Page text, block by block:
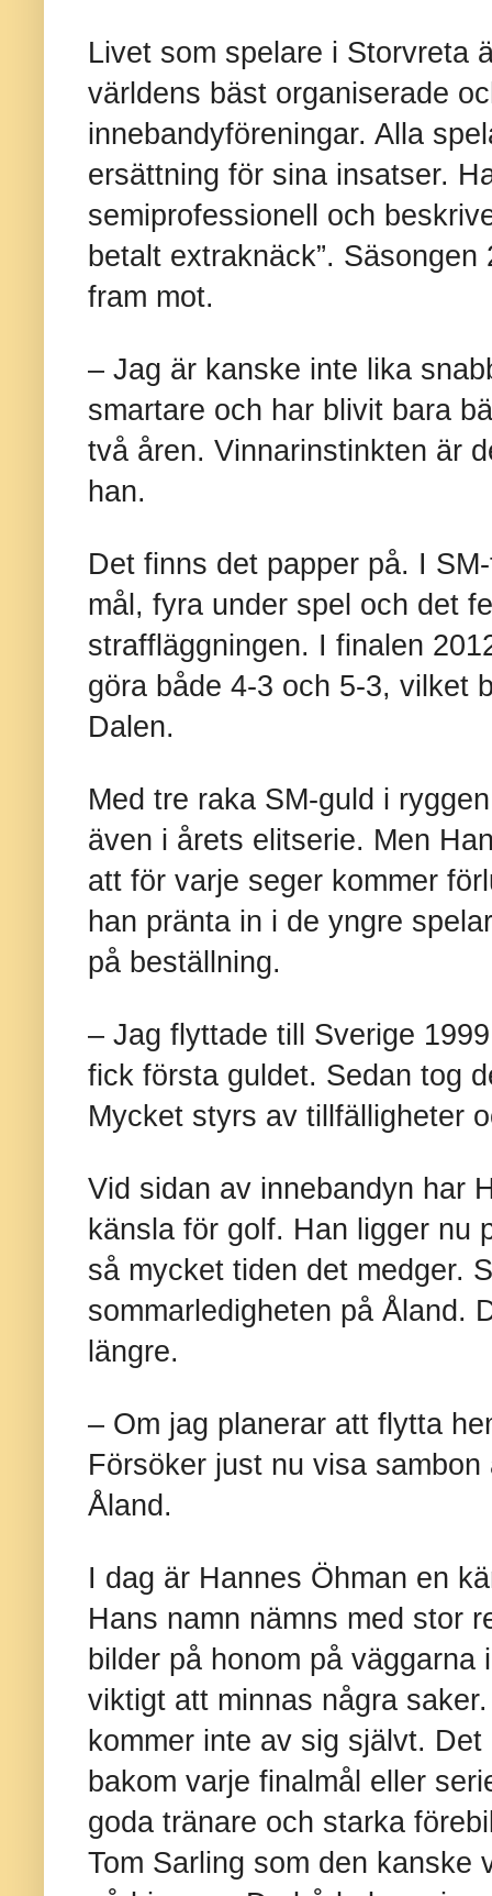
Livet som spelare i Storvreta
världens bäst organiserade
innebandyföreningar. Alla
ersättning för sina insatser.
semiprofessionell och
betalt extraknäck”.
fram mot.
– Jag är kanske inte lika
smartare och har blivit bara
två åren. Vinnarinstinkten är
han.
Det finns det papper på. I
mål, fyra under spel och det
straffläggningen. I finalen
göra både 4-3 och 5-3, vilket
Dalen.
Med tre raka SM-guld i
även i årets elitserie. Men
att för varje seger kommer
han pränta in i de yngre
på beställning.
– Jag flyttade till Sverige
fick första guldet. Sedan tog
Mycket styrs av tillfälligheter
Vid sidan av innebandyn har
känsla för golf. Han ligger nu
så mycket tiden det medger.
sommarledigheten på Åland.
längre.
– Om jag planerar att flytta
Försöker just nu visa
Åland.
I dag är Hannes Öhman en
Hans namn nämns med stor
bilder på honom på
viktigt att minnas några
kommer inte av sig självt.
bakom varje finalmål eller
goda tränare och starka
Tom Sarling som den kanske